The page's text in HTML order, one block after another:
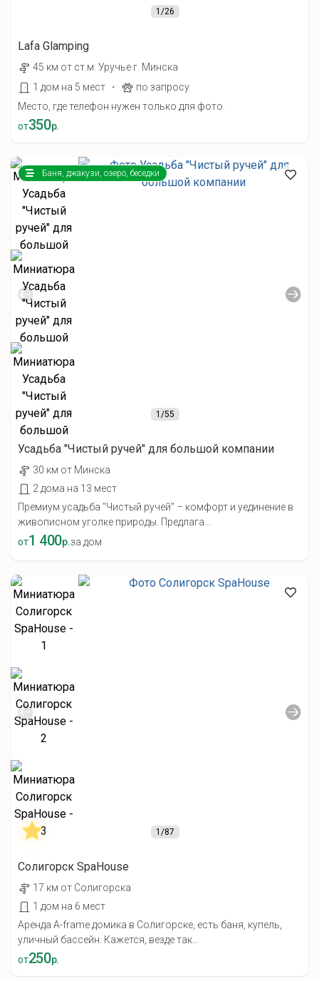
1/26
Lafa Glamping
45 км от ст.м. Уручье г. Минска
1 дом на 5 мест
·
по запросу
Место, где телефон нужен только для фото.
от350р.
1/55
Баня, джакузи, озеро, беседки
Усадьба "Чистый ручей" для большой компании
30 км от Минска
2 дома на 13 мест
Премиум усадьба "Чистый ручей" – комфорт и уединение в
живописном уголке природы. Предлага...
от1 400р.за дом
1/87
Солигорск SpaHouse
17 км от Солигорска
1 дом на 6 мест
Аренда A-frame домика в Солигорске, есть баня, купель,
уличный бассейн. Кажется, везде так...
от250р.